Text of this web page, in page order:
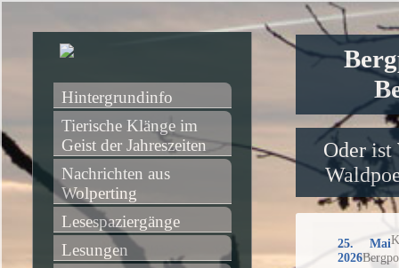
Oder ist
25. Mai
2026
Hintergrundinfo
Tierische Klänge im
Geist der Jahreszeiten
Nachrichten aus
Wolperting
Lesespaziergänge
Lesungen